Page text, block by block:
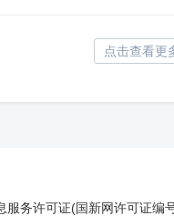
点击查看更
服务许可证(国新网许可证编